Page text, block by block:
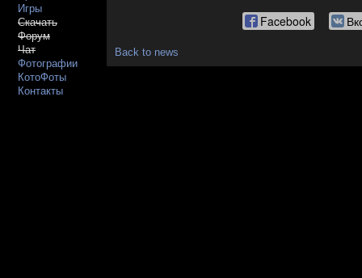
Игры
Скачать
Форум
Чат
Фотографии
КотоФоты
Контакты
Facebook
Back to news